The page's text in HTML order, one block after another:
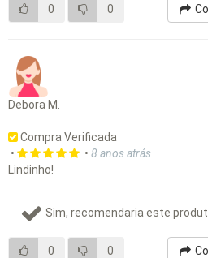
0 0
Debora M.
Compra Verificada
•
• 8 anos atrás
Lindinho!
Sim, recomendaria este
0 0